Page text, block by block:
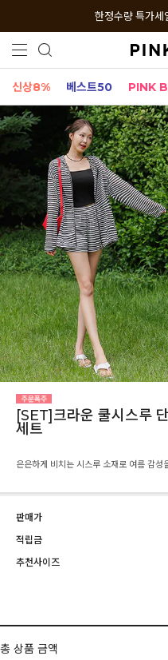
한정수량 특가세
신상8% 베스트50 PINK
[SET]크라운 쿨시스루
세트
은은하게 비치는 시스루 소재로 여름 감성
판매가
적립금
추천사이즈
총 상품 금액